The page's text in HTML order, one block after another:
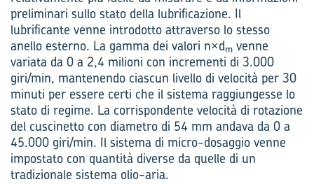
preliminari sullo stato della lubrificazione. Il
lubrificante venne introdotto attraverso lo stesso
anello esterno. La gamma dei valori n×dm venne
variata da 0 a 2,4 milioni con incrementi di 3.000
giri/min, mantenendo ciascun livello di velocità per 30
minuti per essere certi che il sistema raggiungesse lo
stato di regime. La corrispondente velocità di rotazione
del cuscinetto con diametro di 54 mm andava da 0 a
45.000 giri/min. Il sistema di micro-dosaggio venne
impostato con quantità diverse da quelle di un
tradizionale sistema olio-aria.